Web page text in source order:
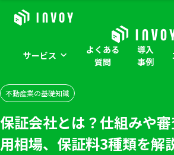
サービス
よくある
質問
導入
事例
不動産業の基礎知識
保証会社とは？仕組みや
用相場、保証料3種類を解